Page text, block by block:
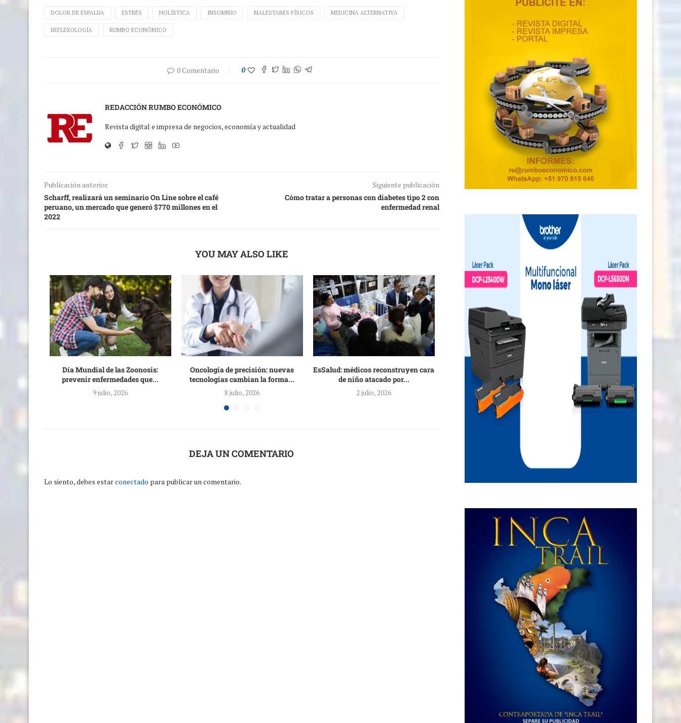
DOLOR DE ESPALDA ESTRÉS HOLÍSTICA INSOMNIO MALESTARES FÍSICOS MEDICINA ALTERNATIVA
REFLEXOLOGÍA RUMBO ECONÓMICO
0 Comentario 0
REDACCIÓN RUMBO ECONÓMICO
Revista digital e impresa de negocios, economía y actualidad
Publicación anterior
Scharff, realizará un seminario On Line sobre el café
peruano, un mercado que generó $770 millones en el
2022
Siguiente publicación
Cómo tratar a personas con diabetes tipo 2 con
enfermedad renal
YOU MAY ALSO LIKE
Día Mundial de las Zoonosis:
prevenir enfermedades que...
9 julio, 2026
Oncología de precisión: nuevas
tecnologías cambian la forma...
8 julio, 2026
EsSalud: médicos reconstruyen cara
de niño atacado por...
2 julio, 2026
Comunidades nativas de Ucayali
accederán a más de...
1 julio, 2026
El peligro de exigirle un
extremo al...
30 junio, 2026
DEJA UN COMENTARIO
Lo siento, debes estarconectado para publicar un comentario.